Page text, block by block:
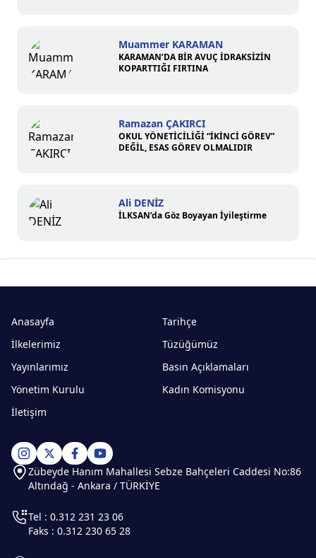
Muammer KARAMAN
KARAMAN’DA BİR AVUÇ İDRAKSİZİN
KOPARTTIĞI FIRTINA
Ramazan ÇAKIRCI
OKUL YÖNETİCİLİĞİ “İKİNCİ GÖREV”
DEĞİL, ESAS GÖREV OLMALIDIR
Ali DENİZ
İLKSAN’da Göz Boyayan İyileştirme
Anasayfa
Tarihçe
İlkelerimiz
Tüzüğümüz
Yayınlarımız
Basın Açıklamaları
Yönetim Kurulu
Kadın Komisyonu
İletişim
Zübeyde Hanım Mahallesi Sebze Bahçeleri Caddesi No:86
Altındağ - Ankara / TÜRKİYE
Tel : 0.312 231 23 06
Faks : 0.312 230 65 28